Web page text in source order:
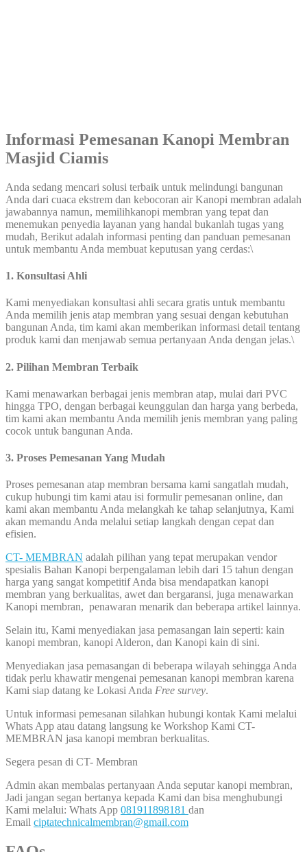
Informasi Pemesanan Kanopi Membran
Masjid Ciamis
Anda sedang mencari solusi terbaik untuk melindungi bangunan
Anda dari cuaca ekstrem dan kebocoran air Kanopi membran adalah
jawabannya namun, memilihkanopi membran yang tepat dan
menemukan penyedia layanan yang handal bukanlah tugas yang
mudah, Berikut adalah informasi penting dan panduan pemesanan
untuk membantu Anda membuat keputusan yang cerdas:\
1. Konsultasi Ahli
Kami menyediakan konsultasi ahli secara gratis untuk membantu
Anda memilih jenis atap membran yang sesuai dengan kebutuhan
bangunan Anda, tim kami akan memberikan informasi detail tentang
produk kami dan menjawab semua pertanyaan Anda dengan jelas.\
2. Pilihan Membran Terbaik
Kami menawarkan berbagai jenis membran atap, mulai dari PVC
hingga TPO, dengan berbagai keunggulan dan harga yang berbeda,
tim kami akan membantu Anda memilih jenis membran yang paling
cocok untuk bangunan Anda.
3. Proses Pemesanan Yang Mudah
Proses pemesanan atap membran bersama kami sangatlah mudah,
cukup hubungi tim kami atau isi formulir pemesanan online, dan
kami akan membantu Anda melangkah ke tahap selanjutnya, Kami
akan memandu Anda melalui setiap langkah dengan cepat dan
efisien.
CT- MEMBRAN adalah pilihan yang tepat merupakan vendor
spesialis Bahan Kanopi berpengalaman lebih dari 15 tahun dengan
harga yang sangat kompetitif Anda bisa mendapatkan kanopi
membran yang berkualitas, awet dan bergaransi, juga menawarkan
Kanopi membran, penawaran menarik dan beberapa artikel lainnya.
Selain itu, Kami menyediakan jasa pemasangan lain seperti: kain
kanopi membran, kanopi Alderon, dan Kanopi kain di sini.
Menyediakan jasa pemasangan di beberapa wilayah sehingga Anda
tidak perlu khawatir mengenai pemesanan kanopi membran karena
Kami siap datang ke Lokasi Anda Free survey.
Untuk informasi pemesanan silahkan hubungi kontak Kami melalui
Whats App atau datang langsung ke Workshop Kami CT-
MEMBRAN jasa kanopi membran berkualitas.
Segera pesan di CT- Membran
Admin akan membalas pertanyaan Anda seputar kanopi membran,
Jadi jangan segan bertanya kepada Kami dan bisa menghubungi
Kami melalui: Whats App 081911898181 dan
Email ciptatechnicalmembran@gmail.com